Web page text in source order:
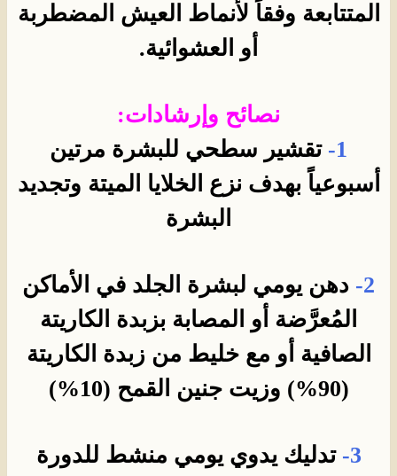
المتتابعة وفقاً لأنماط العيش المضطربة
أو العشوائية.
نصائح وإرشادات:
1- تقشير سطحي للبشرة مرتين
أسبوعياً بهدف نزع الخلايا الميتة وتجديد
البشرة
2- دهن يومي لبشرة الجلد في الأماكن
المُعرَّضة أو المصابة بزبدة الكاريتة
الصافية أو مع خليط من زبدة الكاريتة
(90%) وزيت جنين القمح (10%)
3- تدليك يدوي يومي منشط للدورة